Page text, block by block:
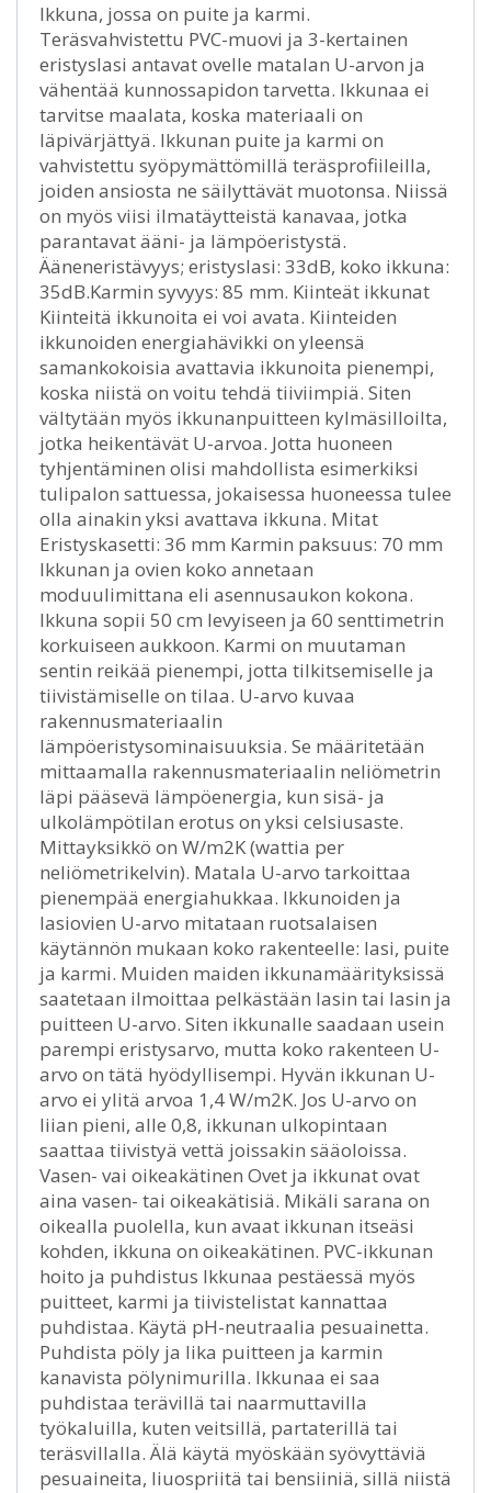
Ikkuna, jossa on puite ja karmi.
Teräsvahvistettu PVC-muovi ja 3-kertainen
eristyslasi antavat ovelle matalan U-arvon ja
vähentää kunnossapidon tarvetta. Ikkunaa ei
tarvitse maalata, koska materiaali on
läpivärjättyä. Ikkunan puite ja karmi on
vahvistettu syöpymättömillä teräsprofiileilla,
joiden ansiosta ne säilyttävät muotonsa. Niissä
on myös viisi ilmatäytteistä kanavaa, jotka
parantavat ääni- ja lämpöeristystä.
Ääneneristävyys; eristyslasi: 33dB, koko ikkuna:
35dB.Karmin syvyys: 85 mm. Kiinteät ikkunat
Kiinteitä ikkunoita ei voi avata. Kiinteiden
ikkunoiden energiahävikki on yleensä
samankokoisia avattavia ikkunoita pienempi,
koska niistä on voitu tehdä tiiviimpiä. Siten
vältytään myös ikkunanpuitteen kylmäsilloilta,
jotka heikentävät U-arvoa. Jotta huoneen
tyhjentäminen olisi mahdollista esimerkiksi
tulipalon sattuessa, jokaisessa huoneessa tulee
olla ainakin yksi avattava ikkuna. Mitat
Eristyskasetti: 36 mm Karmin paksuus: 70 mm
Ikkunan ja ovien koko annetaan
moduulimittana eli asennusaukon kokona.
Ikkuna sopii 50 cm levyiseen ja 60 senttimetrin
korkuiseen aukkoon. Karmi on muutaman
sentin reikää pienempi, jotta tilkitsemiselle ja
tiivistämiselle on tilaa. U-arvo kuvaa
rakennusmateriaalin
lämpöeristysominaisuuksia. Se määritetään
mittaamalla rakennusmateriaalin neliömetrin
läpi pääsevä lämpöenergia, kun sisä- ja
ulkolämpötilan erotus on yksi celsiusaste.
Mittayksikkö on W/m2K (wattia per
neliömetrikelvin). Matala U-arvo tarkoittaa
pienempää energiahukkaa. Ikkunoiden ja
lasiovien U-arvo mitataan ruotsalaisen
käytännön mukaan koko rakenteelle: lasi, puite
ja karmi. Muiden maiden ikkunamäärityksissä
saatetaan ilmoittaa pelkästään lasin tai lasin ja
puitteen U-arvo. Siten ikkunalle saadaan usein
parempi eristysarvo, mutta koko rakenteen U-
arvo on tätä hyödyllisempi. Hyvän ikkunan U-
arvo ei ylitä arvoa 1,4 W/m2K. Jos U-arvo on
liian pieni, alle 0,8, ikkunan ulkopintaan
saattaa tiivistyä vettä joissakin sääoloissa.
Vasen- vai oikeakätinen Ovet ja ikkunat ovat
aina vasen- tai oikeakätisiä. Mikäli sarana on
oikealla puolella, kun avaat ikkunan itseäsi
kohden, ikkuna on oikeakätinen. PVC-ikkunan
hoito ja puhdistus Ikkunaa pestäessä myös
puitteet, karmi ja tiivistelistat kannattaa
puhdistaa. Käytä pH-neutraalia pesuainetta.
Puhdista pöly ja lika puitteen ja karmin
kanavista pölynimurilla. Ikkunaa ei saa
puhdistaa terävillä tai naarmuttavilla
työkaluilla, kuten veitsillä, partaterillä tai
teräsvillalla. Älä käytä myöskään syövyttäviä
pesuaineita, liuospriitä tai bensiiniä, sillä niistä